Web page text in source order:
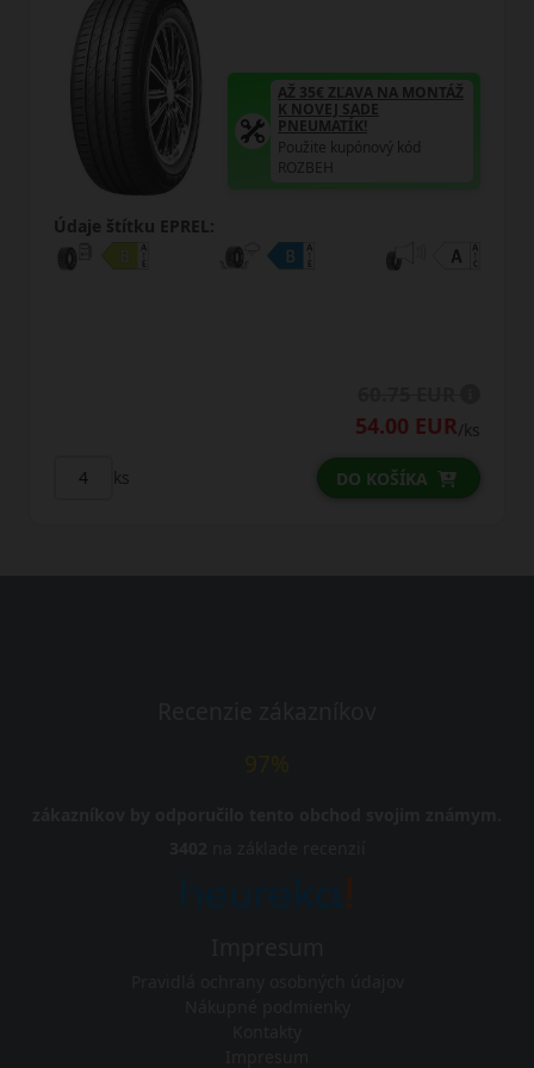
AŽ 35€ ZĽAVA NA MONTÁŽ
K NOVEJ SADE
PNEUMATÍK!
Použite kupónový kód
ROZBEH
Údaje štítku EPREL:
54.00 EUR/ks
ks DO KOŠÍKA